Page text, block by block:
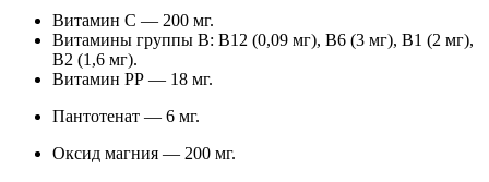
Витамин С — 200 мг.
Витамины группы В: В12 (0,09 мг), В6 (3 мг), В1 (2 мг),
В2 (1,6 мг).
Витамин РР — 18 мг.
Пантотенат — 6 мг.
Оксид магния — 200 мг.